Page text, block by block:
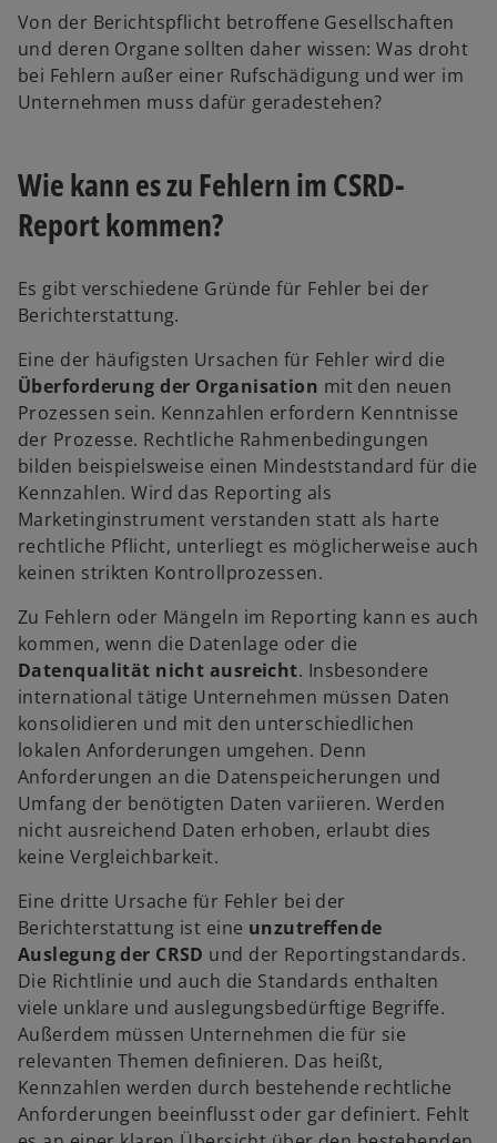
s
t
r
r
g
f
f
n
e
t
Von der Berichtspflicht betroffene Gesellschaften
und deren Organe sollten daher wissen: Was droht
bei Fehlern außer einer Rufschädigung und wer im
Unternehmen muss dafür geradestehen?
Wie kann es zu Fehlern im CSRD-
Report kommen?
Es gibt verschiedene Gründe für Fehler bei der
Berichterstattung.
Eine der häufigsten Ursachen für Fehler wird die
Überforderung der Organisation mit den neuen
Prozessen sein. ​Kennzahlen erfordern Kenntnisse
der Prozesse​. Rechtliche Rahmenbedingungen
bilden beispielsweise einen Mindeststandard für die
Kennzahlen​. Wird das Reporting als
Marketinginstrument verstanden statt als harte
rechtliche Pflicht, unterliegt es möglicherweise auch
keinen strikten Kontrollprozessen.
Zu Fehlern oder Mängeln im Reporting kann es auch
kommen, wenn die Datenlage oder die
Datenqualität nicht ausreicht. Insbesondere
international tätige Unternehmen müssen Daten
konsolidieren und mit den unterschiedlichen
lokalen Anforderungen umgehen.​ Denn
Anforderungen an die Datenspeicherungen und
Umfang der benötigten Daten variieren. Werden
nicht ausreichend Daten erhoben, erlaubt dies
keine Vergleichbarkeit.​
Eine dritte Ursache für Fehler bei der
Berichterstattung ist eine unzutreffende
Auslegung der CRSD und der Reportingstandards.
Die Richtlinie und auch die Standards enthalten
viele unklare und auslegungsbedürftige Begriffe.
Außerdem müssen Unternehmen die für sie
relevanten Themen definieren. Das heißt,
Kennzahlen werden durch bestehende rechtliche
Anforderungen beeinflusst oder gar definiert​. Fehlt